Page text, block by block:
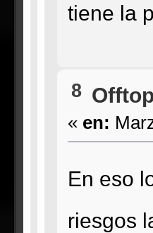
tiene la
8
« en:
En eso
riesgos